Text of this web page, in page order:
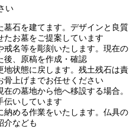
い
石を建てます。デザインと良質
たお墓をご提案しています
名等を彫刻いたします。現在の
後、原稿を作成・確認
状態に戻します。残土残石は責
骨上げまでお任せください
の墓地から他へ移設する場合。
伝いしています
める作業をいたします。仏具の
介なども